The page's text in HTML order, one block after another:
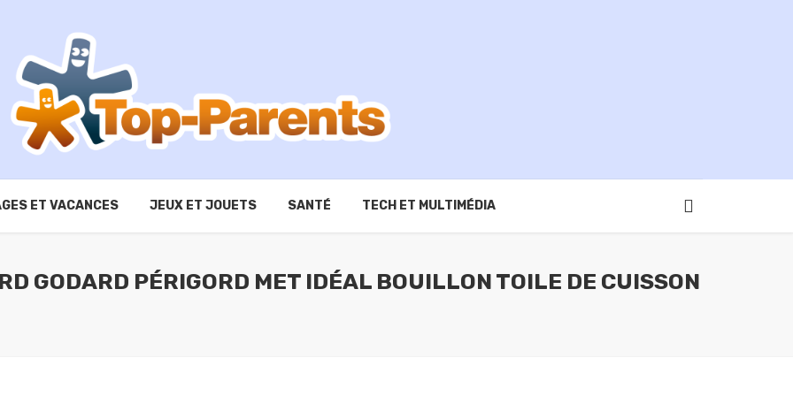
ET VACANCES JEUX ET JOUETS SANTÉ TECH ET MULTIMÉDIA
GODARD PÉRIGORD MET IDÉAL BOUILLON TOILE DE CUISSON